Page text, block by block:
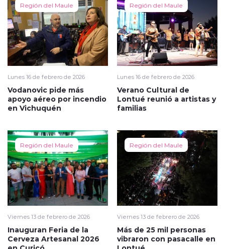
Región del Maule
Lunes 16 de febrero de 2026
Vodanovic pide más
apoyo aéreo por incendio
en Vichuquén
Región del Maule
Lunes 16 de febrero de 2026
Verano Cultural de
Lontué reunió a artistas y
familias
Región del Maule
Viernes 13 de febrero de 2026
Inauguran Feria de la
Cerveza Artesanal 2026
Región del Maule
Viernes 13 de febrero de 2026
Más de 25 mil personas
vibraron con pasacalle en